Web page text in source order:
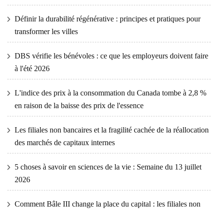
Définir la durabilité régénérative : principes et pratiques pour
transformer les villes
DBS vérifie les bénévoles : ce que les employeurs doivent faire
à l'été 2026
L'indice des prix à la consommation du Canada tombe à 2,8 %
en raison de la baisse des prix de l'essence
Les filiales non bancaires et la fragilité cachée de la réallocation
des marchés de capitaux internes
5 choses à savoir en sciences de la vie : Semaine du 13 juillet
2026
Comment Bâle III change la place du capital : les filiales non